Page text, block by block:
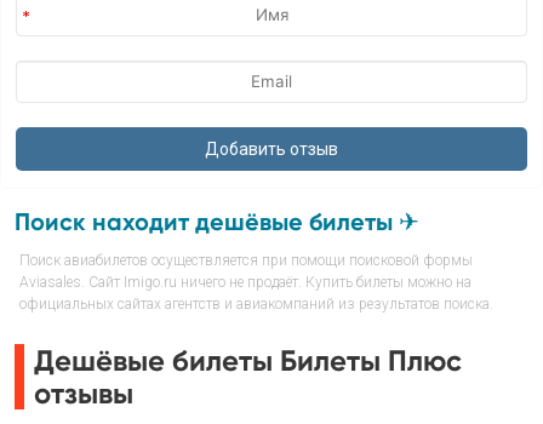
Поиск находит дешёвые билеты ✈
Поиск авиабилетов осуществляется при помощи поисковой формы
Aviasales. Сайт Imigo.ru ничего не продаёт. Купить билеты можно на
официальных сайтах агентств и авиакомпаний из результатов поиска.
Дешёвые билеты Билеты Плюс
отзывы